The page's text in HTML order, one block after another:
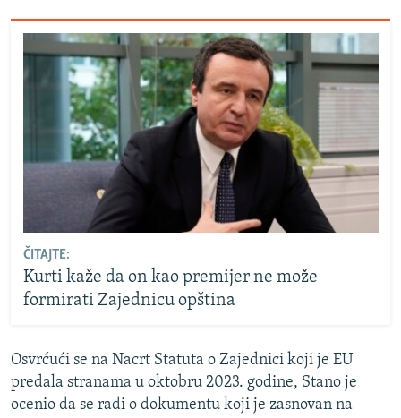
ČITAJTE:
Kurti kaže da on kao premijer ne može
formirati Zajednicu opština
Osvrćući se na Nacrt Statuta o Zajednici koji je EU
predala stranama u oktobru 2023. godine, Stano je
ocenio da se radi o dokumentu koji je zasnovan na